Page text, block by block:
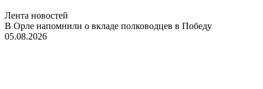
Лента новостей
В Орле напомнили о вкладе полководцев в Победу
05.08.2026